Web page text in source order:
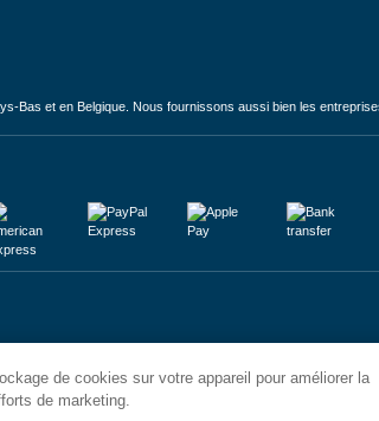
Bas et en Belgique. Nous fournissons aussi bien les
de cookies sur votre appareil pour améliorer la
de marketing.